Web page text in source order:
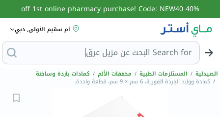
40% off 1st online pharmacy purchase! Code: NEW40
أم سقيم الأولى, دبي
Search for ا
الصيدلية / المستلزمات الطبية / مخففات الألم / كمادات باردة وساخنة
/ كمادة ووليد الباردة الفورية، 6 سم × 9 سم، قطعة واحدة.